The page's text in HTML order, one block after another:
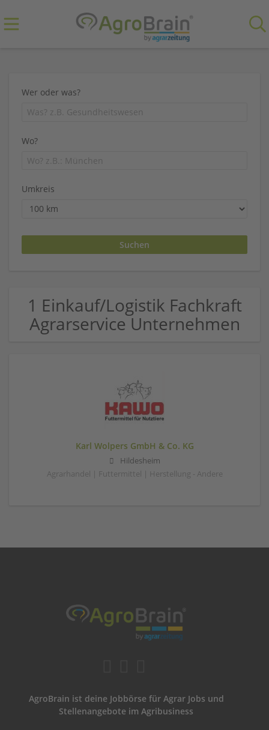
Wer oder was?
Wo?
Umkreis
1 Einkauf/Logistik Fachkraft
Agrarservice Unternehmen
Karl Wolpers GmbH & Co. KG
Hildesheim
Agrarhandel | Futtermittel | Herstellung - Andere
AgroBrain ist deine Jobbörse für Agrar Jobs und
Stellenangebote im Agribusiness